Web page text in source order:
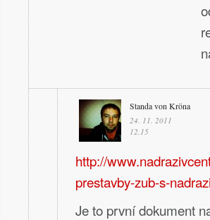
Standa von Kröna
24. 11. 2011
12.15
http://
prestavby-zub-s-
Je to první dokument